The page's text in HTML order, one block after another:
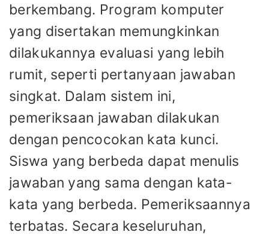
berkembang. Program komputer
yang disertakan memungkinkan
dilakukannya evaluasi yang lebih
rumit, seperti pertanyaan jawaban
singkat. Dalam sistem ini,
pemeriksaan jawaban dilakukan
dengan pencocokan kata kunci.
Siswa yang berbeda dapat menulis
jawaban yang sama dengan kata-
kata yang berbeda. Pemeriksaannya
terbatas. Secara keseluruhan,